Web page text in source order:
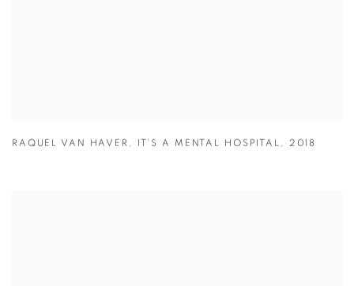
RAQUEL VAN HAVER IT’S A MENTAL HOSPITAL 2018